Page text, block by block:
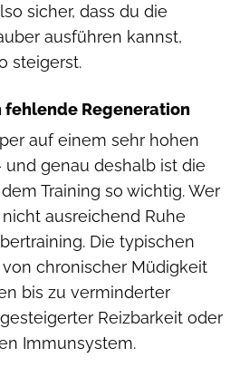
sicher, dass du die
ausführen kannst,
steigerst.
Regeneration
auf einem sehr hohen
und genau deshalb ist die
Training so wichtig. Wer
ausreichend Ruhe
Die typischen
chronischer Müdigkeit
bis zu verminderter
Reizbarkeit oder
Immunsystem.